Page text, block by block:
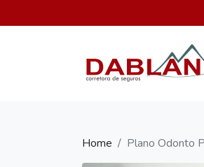
×
Home Plano Odonto